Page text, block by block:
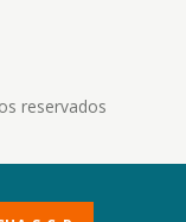
reservados